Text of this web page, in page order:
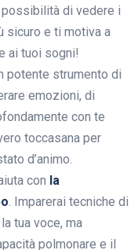
possibilità di vedere i
sicuro e ti motiva a
ai tuoi sogni!
potente strumento di
emozioni, di
con te
toccasana per
d’animo.
con la
. Imparerai tecniche di
tua voce, ma
polmonare e il